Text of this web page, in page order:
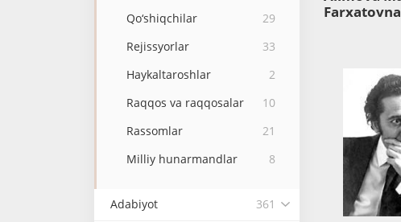
Qo‘shiqchilar
29
Rejissyorlar
33
Haykaltaroshlar
2
Raqqos va raqqosalar
10
Rassomlar
21
Milliy hunarmandlar
8
Adabiyot 361
Farxatovna